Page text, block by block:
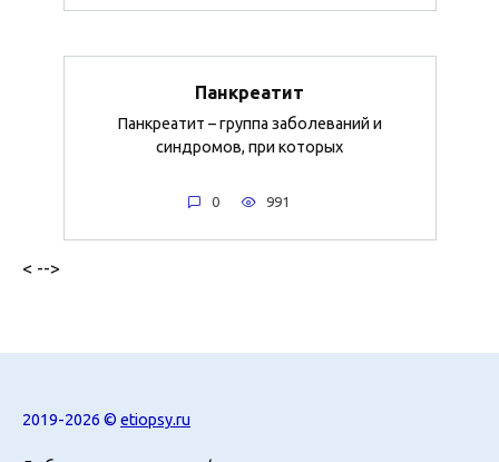
Панкреатит
Панкреатит – группа заболеваний и
синдромов, при которых
0 991
< -->
2019-2026 © etiopsy.ru